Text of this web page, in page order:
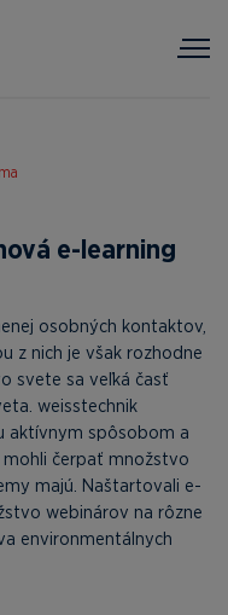
e-learning
osobných kontaktov,
z nich je však rozhodne
svete sa veľká časť
weisstechnik
aktívnym spôsobom a
mohli čerpať množstvo
majú. Naštartovali e-
webinárov na rôzne
environmentálnych